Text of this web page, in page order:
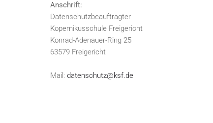
Anschrift:
Datenschutzbeauftragter
Kopernikusschule Freigericht
Konrad-Adenauer-Ring 25
63579 Freigericht
Mail: datenschutz@ksf.de